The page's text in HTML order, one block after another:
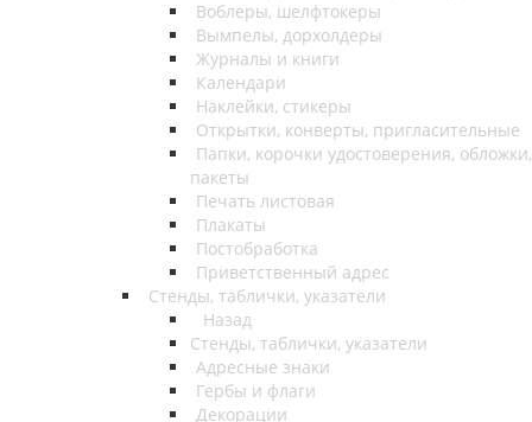
Воблеры, шелфтокеры
Вымпелы, дорхолдеры
Журналы и книги
Календари
Наклейки, стикеры
Открытки, конверты, пригласительные
Папки, корочки удостоверения, обложки,
пакеты
Печать листовая
Плакаты
Постобработка
Приветственный адрес
Стенды, таблички, указатели
Назад
Стенды, таблички, указатели
Адресные знаки
Гербы и флаги
Декорации